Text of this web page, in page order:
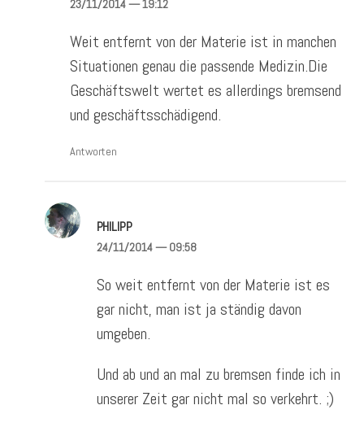
23/11/2014— 19:12
Weit entfernt von der Materie ist in manchen
Situationen genau die passende Medizin.Die
Geschäftswelt wertet es allerdings bremsend
und geschäftsschädigend.
Antworten
PHILIPP
24/11/2014— 09:58
So weit entfernt von der Materie ist es
gar nicht, man ist ja ständig davon
umgeben.
Und ab und an mal zu bremsen finde ich in
unserer Zeit gar nicht mal so verkehrt. ;)